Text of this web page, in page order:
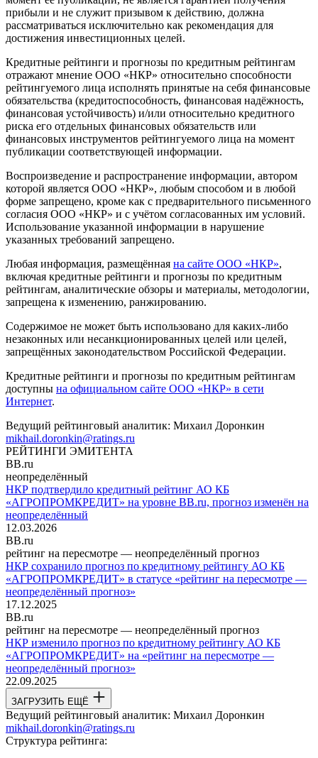
прибыли и не служит призывом к действию, должна
рассматриваться исключительно как рекомендация для
достижения инвестиционных целей.
Кредитные рейтинги и прогнозы по кредитным рейтингам
отражают мнение ООО «НКР» относительно способности
рейтингуемого лица исполнять принятые на себя финансовые
обязательства (кредитоспособность, финансовая надёжность,
финансовая устойчивость) и/или относительно кредитного
риска его отдельных финансовых обязательств или
финансовых инструментов рейтингуемого лица на момент
публикации соответствующей информации.
Воспроизведение и распространение информации, автором
которой является ООО «НКР», любым способом и в любой
форме запрещено, кроме как с предварительного письменного
согласия ООО «НКР» и с учётом согласованных им условий.
Использование указанной информации в нарушение
указанных требований запрещено.
Любая информация, размещённая на сайте ООО «НКР»,
включая кредитные рейтинги и прогнозы по кредитным
рейтингам, аналитические обзоры и материалы, методологии,
запрещена к изменению, ранжированию.
Содержимое не может быть использовано для каких-либо
незаконных или несанкционированных целей или целей,
запрещённых законодательством Российской Федерации.
Кредитные рейтинги и прогнозы по кредитным рейтингам
доступны на официальном сайте ООО «НКР» в сети
Интернет.
Ведущий рейтинговый аналитик: Михаил Доронкин
mikhail.doronkin@ratings.ru
РЕЙТИНГИ ЭМИТЕНТА
BB.ru
неопределённый
НКР подтвердило кредитный рейтинг АО КБ
«АГРОПРОМКРЕДИТ» на уровне BB.ru, прогноз изменён на
неопределённый
12.03.2026
BB.ru
рейтинг на пересмотре — неопределённый прогноз
НКР сохранило прогноз по кредитному рейтингу АО КБ
«АГРОПРОМКРЕДИТ» в статусе «рейтинг на пересмотре —
неопределённый прогноз»
17.12.2025
BB.ru
рейтинг на пересмотре — неопределённый прогноз
НКР изменило прогноз по кредитному рейтингу АО КБ
«АГРОПРОМКРЕДИТ» на «рейтинг на пересмотре —
неопределённый прогноз»
22.09.2025
ЗАГРУЗИТЬ ЕЩЁ
Ведущий рейтинговый аналитик: Михаил Доронкин
mikhail.doronkin@ratings.ru
Структура рейтинга: